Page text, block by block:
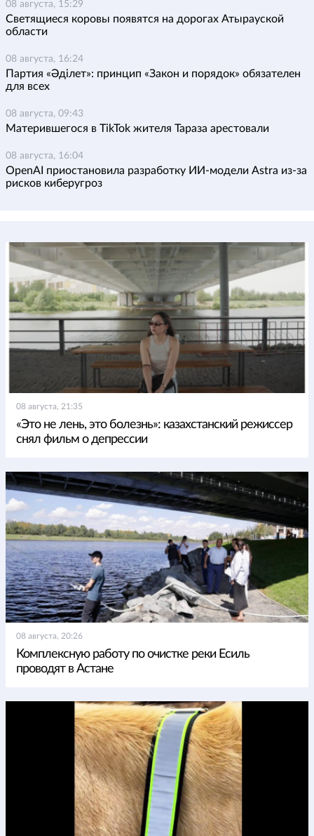
08 августа, 15:29
Светящиеся коровы появятся на дорогах Атырауской
области
08 августа, 16:24
Партия «Әділет»: принцип «Закон и порядок» обязателен
для всех
08 августа, 09:43
Матерившегося в TikTok жителя Тараза арестовали
08 августа, 16:04
OpenAI приостановила разработку ИИ-модели Astra из-за
рисков киберугроз
08 августа, 21:35
«Это не лень, это болезнь»: казахстанский режиссер
снял фильм о депрессии
08 августа, 20:26
Комплексную работу по очистке реки Есиль
проводят в Астане